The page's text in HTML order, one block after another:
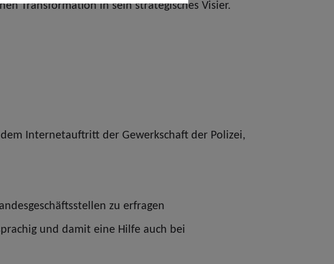
Transformation in sein strategisches Visier.
Internetauftritt der Gewerkschaft der Polizei,
zu erfragen
und damit eine Hilfe auch bei